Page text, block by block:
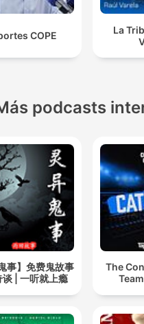
COPE
La
podcasts
事】免费鬼故事
谈 | 一听就上瘾
The